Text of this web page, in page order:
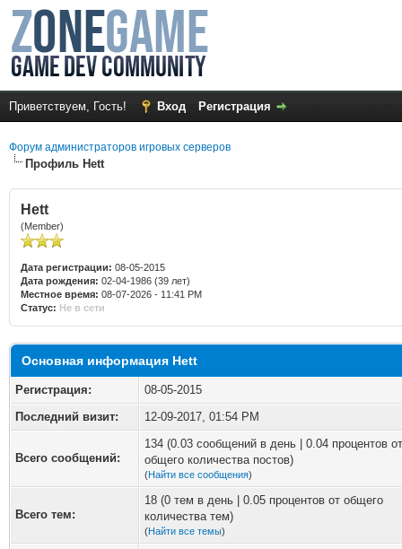
Приветствуем, Гость! Вход Регистрация
Форум администраторов игровых серверов
Профиль Hett
Hett
(Member)
Дата регистрации: 08-05-2015
Дата рождения: 02-04-1986 (39 лет)
Местное время: 08-07-2026 - 11:41 PM
Статус: Не в сети
Основная информация Hett
Регистрация:
08-05-2015
Последний визит:
12-09-2017, 01:54 PM
Всего сообщений:
134 (0.03 сообщений в день | 0.04 процентов от
общего количества постов)
(Найти все сообщения)
Всего тем:
18 (0 тем в день | 0.05 процентов от общего
количества тем)
(Найти все темы)